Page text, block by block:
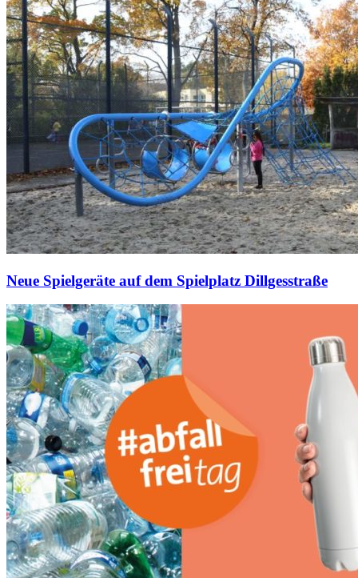
Neue Spielgeräte auf dem Spielplatz Dillgesstraße